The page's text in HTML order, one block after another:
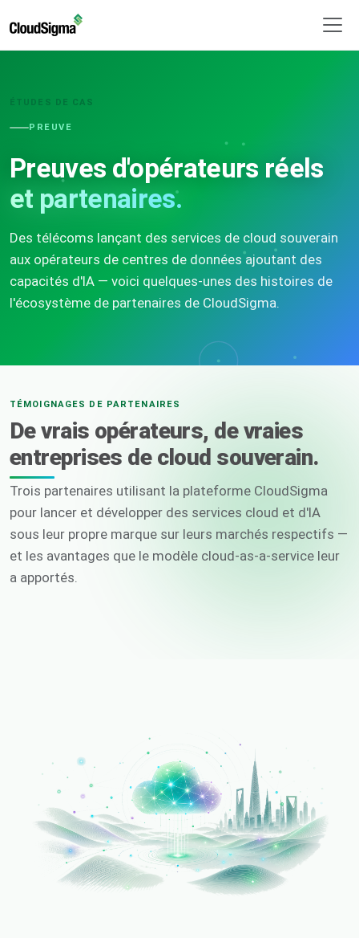
ÉTUDES DE CAS
PREUVE
Preuves d'opérateurs réels
et partenaires.
Des télécoms lançant des services de cloud souverain
aux opérateurs de centres de données ajoutant des
capacités d'IA — voici quelques-unes des histoires de
l'écosystème de partenaires de CloudSigma.
TÉMOIGNAGES DE PARTENAIRES
De vrais opérateurs, de vraies
entreprises de cloud souverain.
Trois partenaires utilisant la plateforme CloudSigma
pour lancer et développer des services cloud et d'IA
sous leur propre marque sur leurs marchés respectifs —
et les avantages que le modèle cloud-as-a-service leur
a apportés.